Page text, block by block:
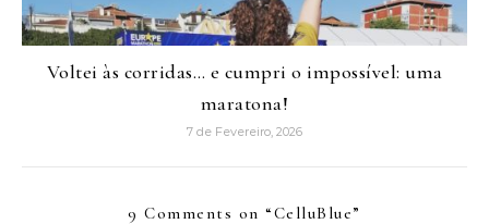
Voltei às corridas… e cumpri o impossível: uma
maratona!
7 de Fevereiro, 2026
9 Comments on “CelluBlue”